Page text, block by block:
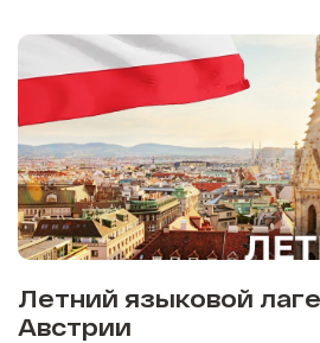
Летний языковой
Австрии